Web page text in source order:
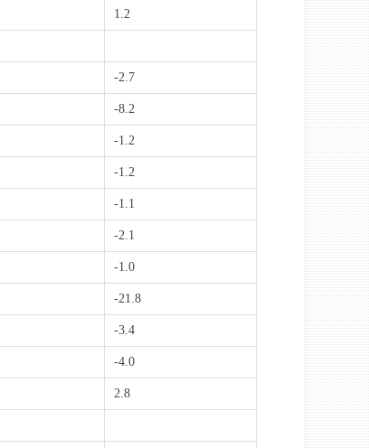
1.2
-2.7
-8.2
-1.2
-1.2
-1.1
-2.1
-1.0
-21.8
-3.4
-4.0
2.8